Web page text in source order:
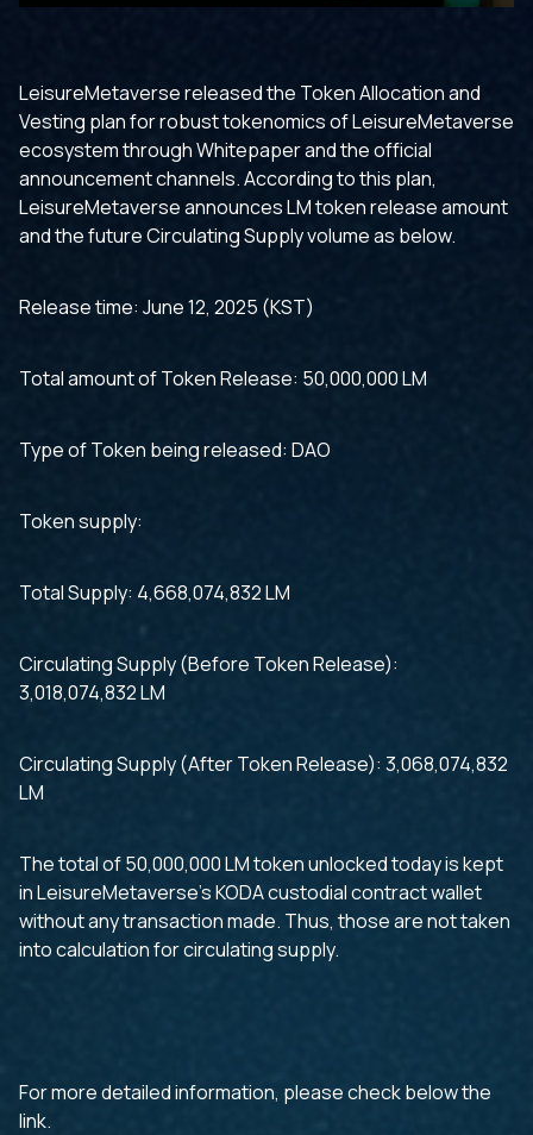
LeisureMetaverse released the Token Allocation and
Vesting plan for robust tokenomics of LeisureMetaverse
ecosystem through Whitepaper and the official
announcement channels. According to this plan,
LeisureMetaverse announces LM token release amount
and the future Circulating Supply volume as below.
Release time: June 12, 2025 (KST)
Total amount of Token Release: 50,000,000 LM
Type of Token being released: DAO
Token supply:
Total Supply: 4,668,074,832 LM
Circulating Supply (Before Token Release):
3,018,074,832 LM
Circulating Supply (After Token Release): 3,068,074,832
LM
The total of 50,000,000 LM token unlocked today is kept
in LeisureMetaverse’s KODA custodial contract wallet
without any transaction made. Thus, those are not taken
into calculation for circulating supply.
For more detailed information, please check below the
link.